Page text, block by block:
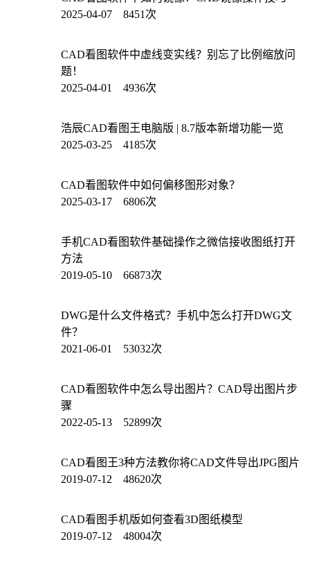
2025-04-07 8451次
CAD看图软件中虚线变实线？别忘了比例缩放问
题！
2025-04-01 4936次
浩辰CAD看图王电脑版 | 8.7版本新增功能一览
2025-03-25 4185次
CAD看图软件中如何偏移图形对象？
2025-03-17 6806次
手机CAD看图软件基础操作之微信接收图纸打开
方法
2019-05-10 66873次
DWG是什么文件格式？手机中怎么打开DWG文
件？
2021-06-01 53032次
CAD看图软件中怎么导出图片？CAD导出图片步
骤
2022-05-13 52899次
CAD看图王3种方法教你将CAD文件导出JPG图片
2019-07-12 48620次
CAD看图手机版如何查看3D图纸模型
2019-07-12 48004次